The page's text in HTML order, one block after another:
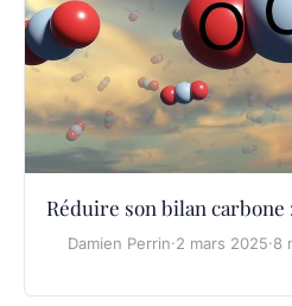
Réduire son bilan
Damien Perrin·2 mars 2025·8